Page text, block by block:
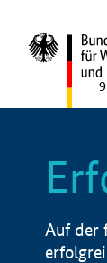
Auf der